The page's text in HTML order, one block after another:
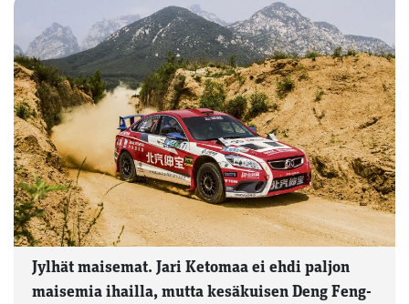
Jylhät maisemat. Jari Ketomaa ei ehdi paljon
maisemia ihailla, mutta kesäkuisen Deng Feng-